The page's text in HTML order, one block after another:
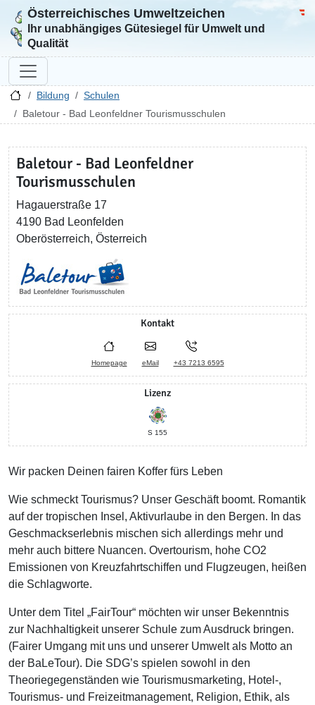
Zur Startseite
Österreichisches Umweltzeichen
Ihr unabhängiges Gütesiegel für Umwelt und
Qualität
Bildung
Schulen
Baletour - Bad Leonfeldner Tourismusschulen
Baletour - Bad Leonfeldner
Tourismusschulen
Hagauerstraße 17
4190 Bad Leonfelden
Oberösterreich, Österreich
Kontakt
Homepage eMail +43 7213 6595
Lizenz
S 155
Wir packen Deinen fairen Koffer fürs Leben
Wie schmeckt Tourismus? Unser Geschäft boomt. Romantik
auf der tropischen Insel, Aktivurlaube in den Bergen. In das
Geschmackserlebnis mischen sich allerdings mehr und
mehr auch bittere Nuancen. Overtourism, hohe CO2
Emissionen von Kreuzfahrtschiffen und Flugzeugen, heißen
die Schlagworte.
Unter dem Titel „FairTour“ möchten wir unser Bekenntnis
zur Nachhaltigkeit unserer Schule zum Ausdruck bringen.
(Fairer Umgang mit uns und unserer Umwelt als Motto an
der BaLeTour). Die SDG’s spielen sowohl in den
Theoriegegenständen wie Tourismusmarketing, Hotel-,
Tourismus- und Freizeitmanagement, Religion, Ethik, als